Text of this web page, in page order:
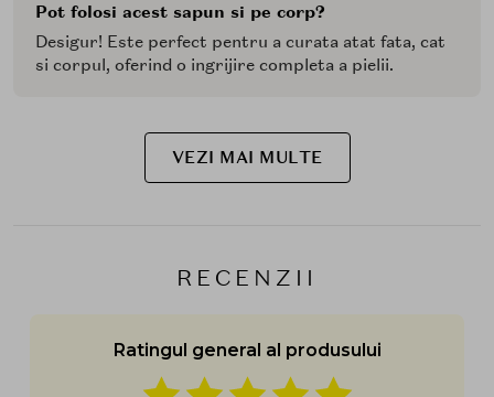
Pot folosi acest sapun si pe corp?
Desigur! Este perfect pentru a curata atat fata, cat
si corpul, oferind o ingrijire completa a pielii.
VEZI MAI MULTE
RECENZII
Ratingul general al produsului